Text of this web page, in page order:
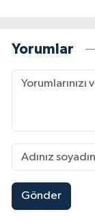
Yorumlar
Gönder